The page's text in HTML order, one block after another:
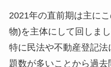
2021年の直前期は主に
物)を主体にして回しまし
特に民法や不動産登記
題数が多いことから過